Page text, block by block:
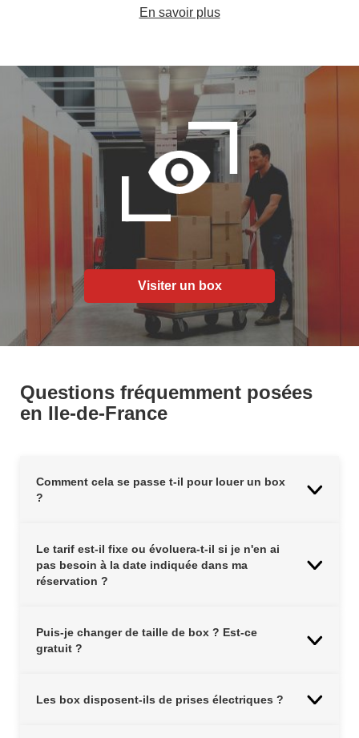
En savoir plus
Visiter un box
Questions fréquemment posées
en Ile-de-France
Comment cela se passe t-il pour louer un box
?
Le tarif est-il fixe ou évoluera-t-il si je n'en ai
pas besoin à la date indiquée dans ma
réservation ?
Puis-je changer de taille de box ? Est-ce
gratuit ?
Les box disposent-ils de prises électriques ?